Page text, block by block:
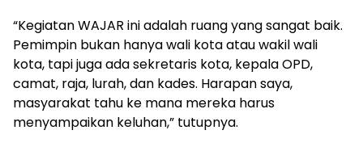
“Kegiatan WAJAR ini adalah ruang yang sangat baik.
Pemimpin bukan hanya wali kota atau wakil wali
kota, tapi juga ada sekretaris kota, kepala OPD,
camat, raja, lurah, dan kades. Harapan saya,
masyarakat tahu ke mana mereka harus
menyampaikan keluhan,” tutupnya.